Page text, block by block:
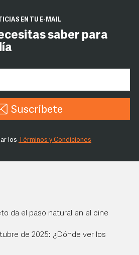
EN TU E-MAIL
saber para
Suscríbete
los Términos y Condiciones
da el paso natural en el cine
de 2025: ¿Dónde ver los